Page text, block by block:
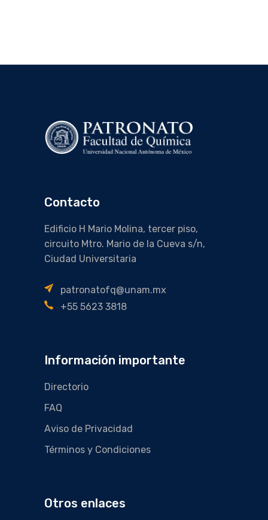
Contacto
Edificio H Mario Molina, tercer piso,
circuito Mtro. Mario de la Cueva s/n,
Ciudad Universitaria
patronatofq@unam.mx
+55 5623 3818
Información importante
Directorio
FAQ
Aviso de Privacidad
Términos y Condiciones
Otros enlaces